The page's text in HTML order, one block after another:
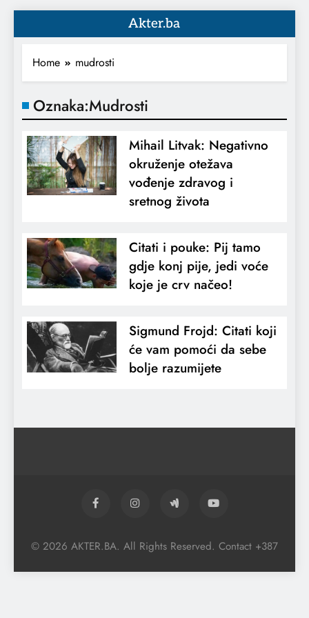
Akter.ba
Home mudrosti
Oznaka:Mudrosti
Mihail Litvak: Negativno
okruženje otežava
vođenje zdravog i
sretnog života
Citati i pouke: Pij tamo
gdje konj pije, jedi voće
koje je crv načeo!
Sigmund Frojd: Citati koji
će vam pomoći da sebe
bolje razumijete
© 2026 AKTER.BA. All Rights Reserved. Contact +387